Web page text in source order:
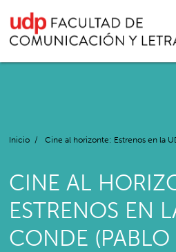
Inicio / Cine al horizonte: Estrenos en la
CINE AL
ESTRENOS EN
CONDE (PABLO